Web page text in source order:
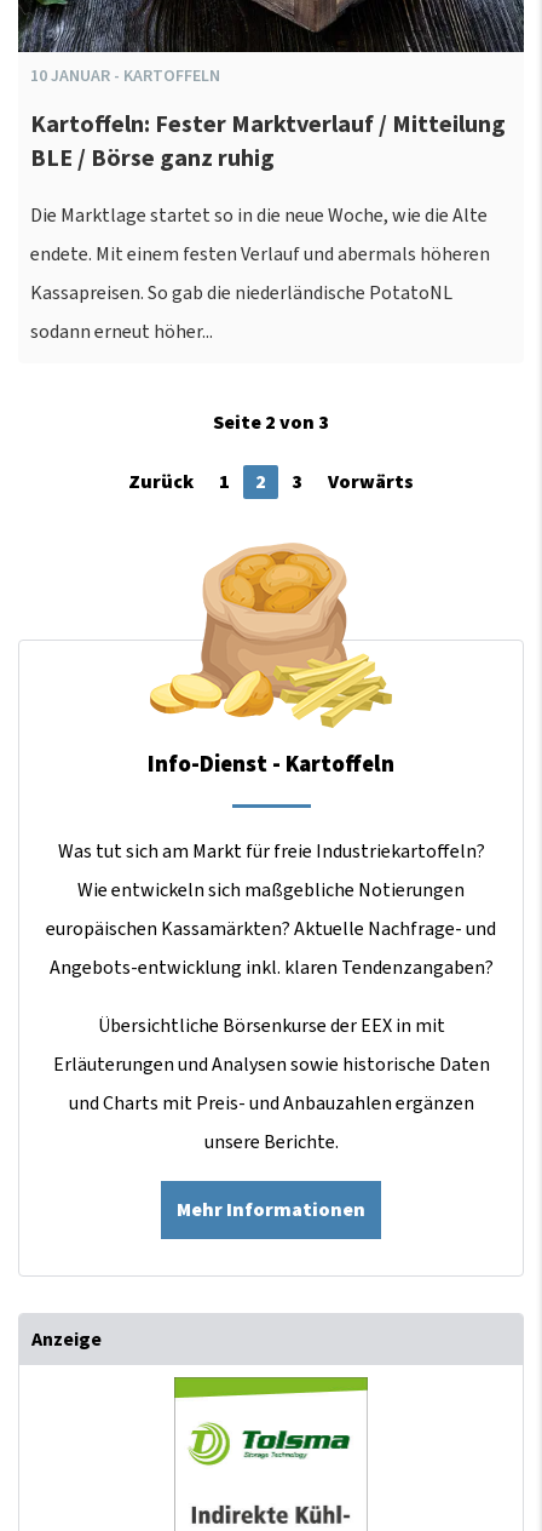
10JANUAR - KARTOFFELN
Kartoffeln: Fester Marktverlauf / Mitteilung
BLE / Börse ganz ruhig
Die Marktlage startet so in die neue Woche, wie die Alte
endete. Mit einem festen Verlauf und abermals höheren
Kassapreisen. So gab die niederländische PotatoNL
sodann erneut höher...
Seite 2 von 3
Zurück 1 2 3 Vorwärts
Info-Dienst - Kartoffeln
Was tut sich am Markt für freie Industriekartoffeln?
Wie entwickeln sich maßgebliche Notierungen
europäischen Kassamärkten? Aktuelle Nachfrage- und
Angebots-entwicklung inkl. klaren Tendenzangaben?
Übersichtliche Börsenkurse der EEX in mit
Erläuterungen und Analysen sowie historische Daten
und Charts mit Preis- und Anbauzahlen ergänzen
unsere Berichte.
Mehr Informationen
Anzeige